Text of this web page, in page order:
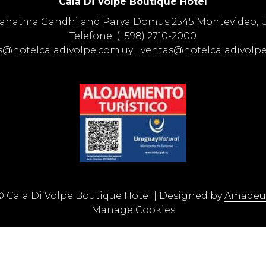
Gandhi and Parva Domus 2545 Montevideo,
Telefone: (+598) 2710-2000
|
Cala Di Volpe Boutique Hotel | Designed by
Manage Cookies